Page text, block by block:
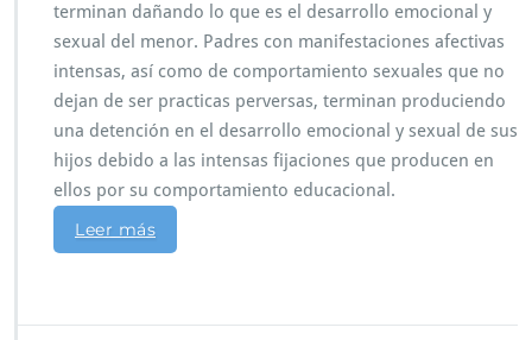
terminan dañando lo que es el desarrollo emocional y
sexual del menor. Padres con manifestaciones afectivas
intensas, así como de comportamiento sexuales que no
dejan de ser practicas perversas, terminan produciendo
una detención en el desarrollo emocional y sexual de sus
hijos debido a las intensas fijaciones que producen en
ellos por su comportamiento educacional.
Leer más